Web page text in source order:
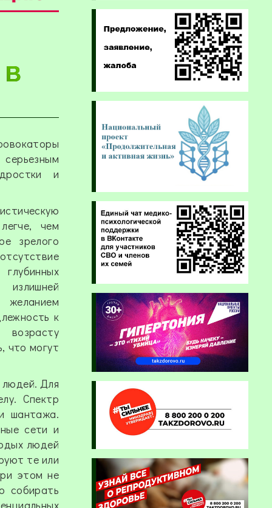
и
чем
зрелого
к
что могут
людей. Для
Спектр
шантажа.
сети и
людей
те или
этом не
собирать